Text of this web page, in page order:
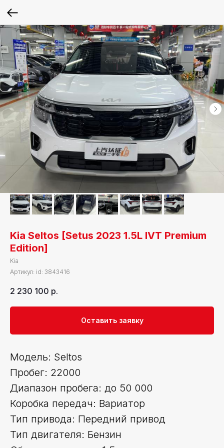
Kia Seltos [Setus 2023 1.5L IVT Premium
Edition]
Kia
Артикул: id: 3843416
2 230 100 р.
Оставить заявку
Модель: Seltos
Пробег: 22000
Диапазон пробега: до 50 000
Коробка передач: Вариатор
Тип привода: Передний привод
Тип двигателя: Бензин